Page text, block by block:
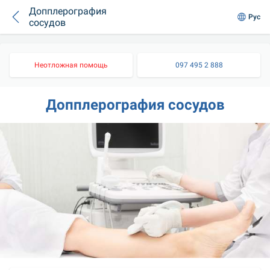
Допплерография
сосудов
Рус
Неотложная помощь 097 495 2 888
Допплерография сосудов